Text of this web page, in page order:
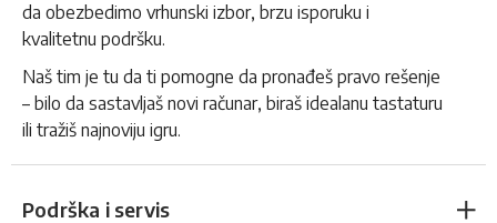
da obezbedimo vrhunski izbor, brzu isporuku i
kvalitetnu podršku.
Naš tim je tu da ti pomogne da pronađeš pravo rešenje
– bilo da sastavljaš novi računar, biraš idealanu tastaturu
ili tražiš najnoviju igru.
Podrška i servis